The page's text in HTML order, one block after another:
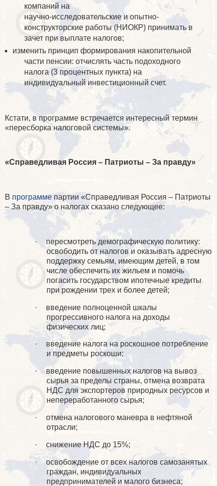
компаний на
научно-исследовательские и опытно-
конструкторские работы (НИОКР) принимать в
зачет при выплате налогов;
изменить принцип формирования накопительной
части пенсии: отчислять часть подоходного
налога (3 процентных пункта) на
индивидуальный инвестиционный счет.
Кстати, в программе встречается интересный термин
«пересборка налоговой системы».
«Справедливая Россия – Патриоты – За правду»
В программе партии «Справедливая Россия – Патриоты
– За правду» о налогах сказано следующее:
·
пересмотреть демографическую политику:
освободить от налогов и оказывать адресную
поддержку семьям, имеющим детей, в том
числе обеспечить их жильем и помочь
погасить государством ипотечные кредиты
при рождении трех и более детей;
·
введение полноценной шкалы
прогрессивного налога на доходы
физических лиц;
·
введение налога на роскошное потребление
и предметы роскоши;
·
введение повышенных налогов на вывоз
сырья за пределы страны, отмена возврата
НДС для экспортеров природных ресурсов и
непереработанного сырья;
·
отмена налогового маневра в нефтяной
отрасли;
· снижение НДС до 15%;
·
освобождение от всех налогов самозанятых
граждан, индивидуальных
предпринимателей и малого бизнеса;